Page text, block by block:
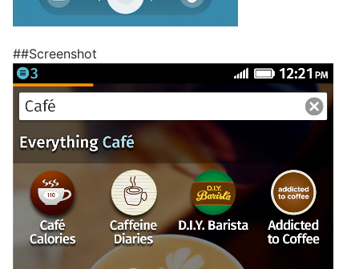
##Screenshot